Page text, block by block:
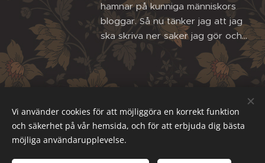
hamnar på kunniga människors
bloggar. Så nu tänker jag att jag
ska skriva ner saker jag gör och...
Email: sofiarova73@gmail.com
Vi använder cookies för att möjliggöra en korrekt funktion
och säkerhet på vår hemsida, och för att erbjuda dig bästa
möjliga användarupplevelse.